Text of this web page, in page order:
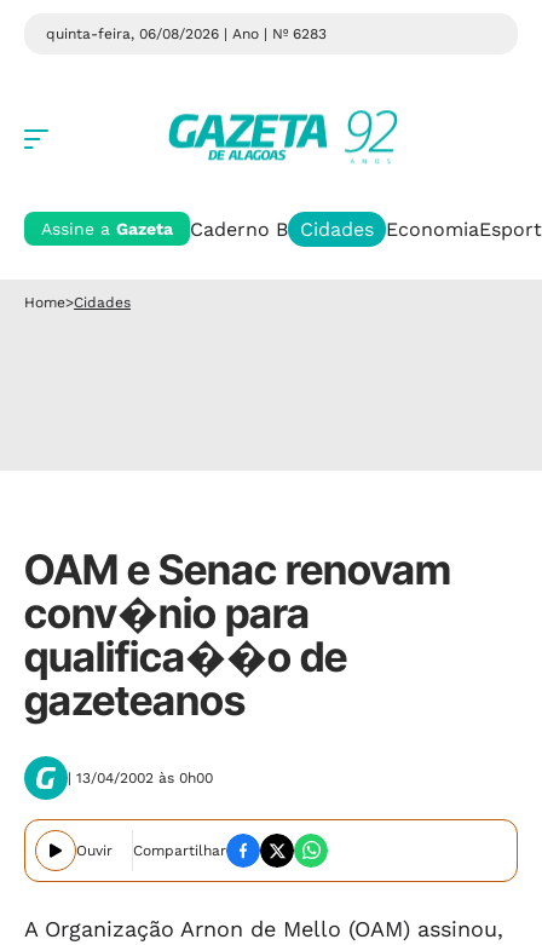
quinta-feira, 06/08/2026 | Ano | Nº 6283
Assine a Gazeta Caderno B Cidades Economia
Home>Cidades
OAM e Senac renovam
conv�nio para
qualifica��o de
gazeteanos
| 13/04/2002 às 0h00
Ouvir Compartilhar
A Organização Arnon de Mello (OAM) assinou,